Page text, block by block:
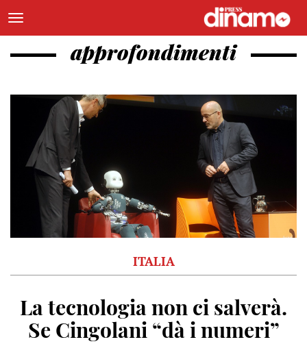
approfondimenti
ITALIA
La tecnologia non ci salverà.
Se Cingolani “dà i numeri”